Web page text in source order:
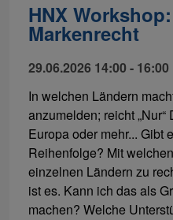
HNX
Markenrecht
29.06.2026 14:00 - 16:00
In welchen Ländern
anzumelden; reicht
Europa oder mehr... Gibt
Reihenfolge? Mit
einzelnen Ländern zu
ist es. Kann ich das als
machen? Welche